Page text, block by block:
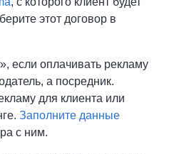
этот договор в
если оплачивать рекламу
а посредник.
для клиента или
Заполните данные
с ним.